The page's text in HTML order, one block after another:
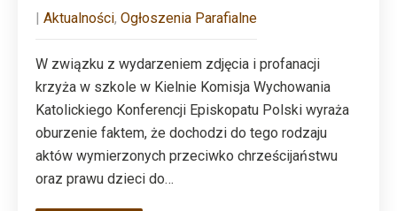
Aktualności, Ogłoszenia Parafialne
W związku z wydarzeniem zdjęcia i profanacji
krzyża w szkole w Kielnie Komisja Wychowania
Katolickiego Konferencji Episkopatu Polski wyraża
oburzenie faktem, że dochodzi do tego rodzaju
aktów wymierzonych przeciwko chrześcijaństwu
oraz prawu dzieci do…